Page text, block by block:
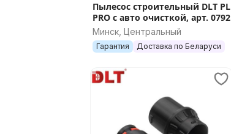
Пылесос строительный DLT PL
PRO с авто очисткой, арт. 0792
Минск, Центральный
Гарантия Доставка по Беларуси